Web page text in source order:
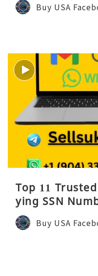
Buy USA
Top 11
ying SSN
Buy USA